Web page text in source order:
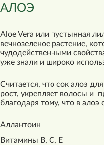
АЛОЭ
Aloe Vera или пустынная
вечнозеленое растение,
чудодейственными
уже знали и широко
Считается, что сок алоэ
рост, укрепляет волосы и
благодаря тому, что в
Аллантоин
Витамины В, С, Е